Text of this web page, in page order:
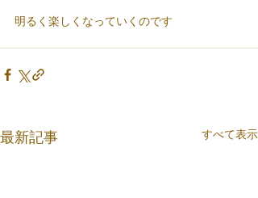
明るく楽しくなっていくのです
最新記事 すべて表示